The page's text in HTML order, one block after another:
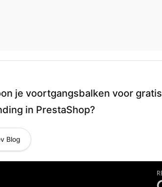
je voortgangsbalken voor gratis
in PrestaShop?
Blog